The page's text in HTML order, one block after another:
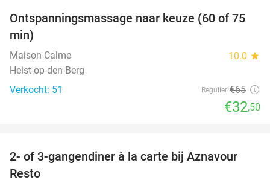
50%
Ontspanningsmassage naar keuze (60 of 75
min)
Maison Calme 10.0 star
Heist-op-den-Berg
Verkocht: 51
Regulier €65
€32,50
31%
2- of 3-gangendiner à la carte bij Aznavour
Resto